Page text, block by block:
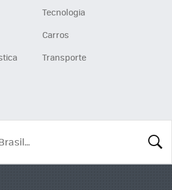
Tecnologia
Carros
Transporte